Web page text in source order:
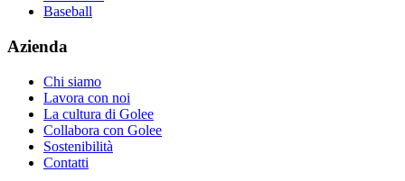
Baseball
Azienda
Chi siamo
Lavora con noi
La cultura di Golee
Collabora con Golee
Sostenibilità
Contatti